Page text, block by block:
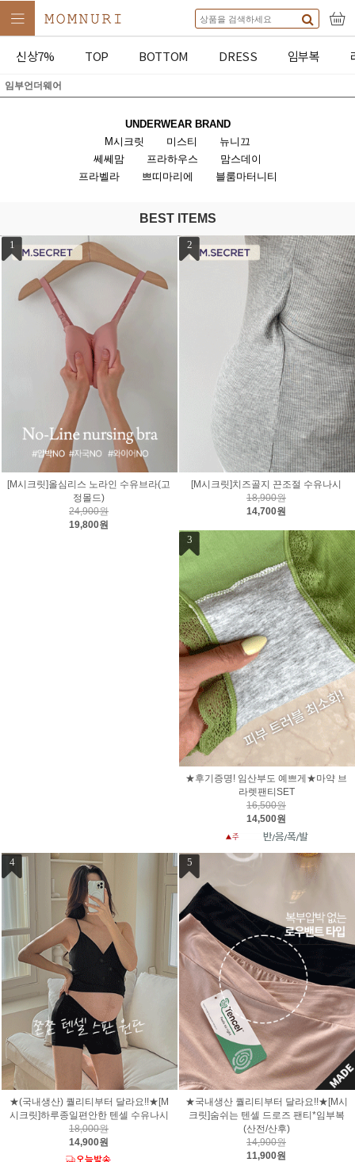
신상7% TOP BOTTOM DRESS 임부복
임부언더웨어
UNDERWEAR BRAND
M시크릿
미스티
뉴니끄
쎄쎄맘
프라하우스
맘스데이
프라벨라
쁘띠마리에 블룸마터니티
BEST ITEMS
1
[M시크릿]올심리스 노라인 수유브라(고
정몰드)
24,900원
19,800원
2
[M시크릿]치즈골지 끈조절 수유나시
18,900원
14,700원
3
★후기증명! 임산부도 예쁘게★마약 브
라렛팬티SET
16,500원
14,500원
4
★(국내생산) 퀄리티부터 달라요!!★[M
시크릿]하루종일편안한 텐셀 수유나시
18,000원
14,900원
5
★국내생산 퀄리티부터 달라요!!★[M시
크릿]숨쉬는 텐셀 드로즈 팬티*임부복
(산전/산후)
14,900원
11,900원